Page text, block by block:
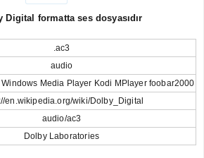
Digital formatta ses dosyasıdır
.ac3
audio
Media Player Kodi MPlayer foobar2000
en.wikipedia.org/wiki/Dolby_Digital
audio/ac3
Dolby Laboratories